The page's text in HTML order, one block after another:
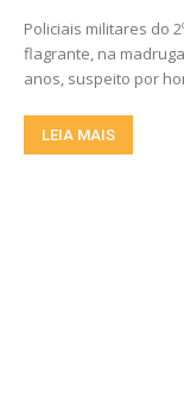
Policiais militares do
flagrante, na
anos, suspeito por
LEIA MAIS